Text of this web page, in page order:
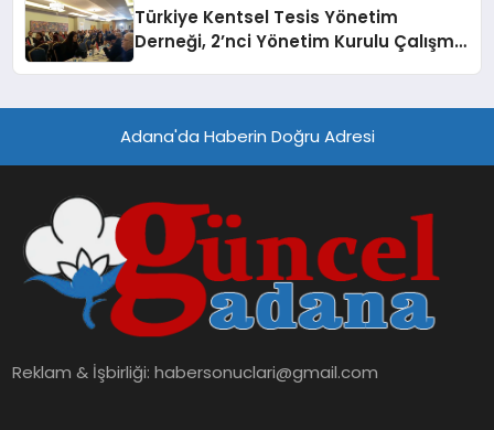
Türkiye Kentsel Tesis Yönetim
Derneği, 2’nci Yönetim Kurulu Çalışma
Adana'da Haberin Doğru Adresi
Reklam & İşbirliği:habersonuclari@gmail.com